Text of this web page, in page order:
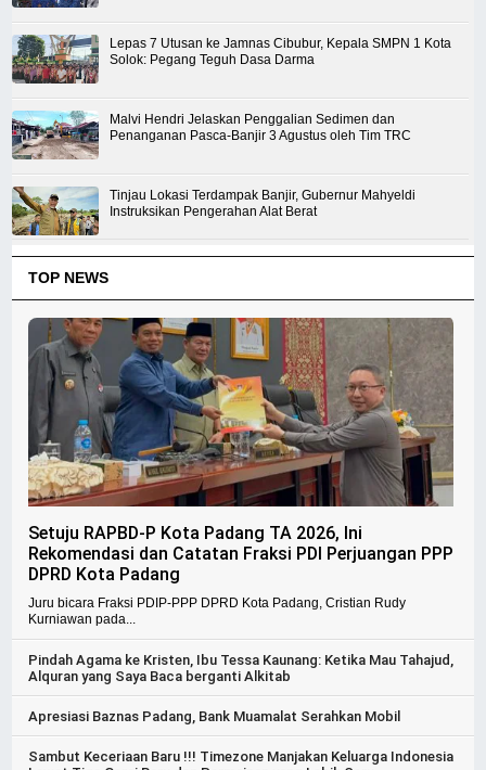
Lepas 7 Utusan ke Jamnas Cibubur, Kepala SMPN 1 Kota
Solok: Pegang Teguh Dasa Darma
Malvi Hendri Jelaskan Penggalian Sedimen dan
Penanganan Pasca-Banjir 3 Agustus oleh Tim TRC
Tinjau Lokasi Terdampak Banjir, Gubernur Mahyeldi
Instruksikan Pengerahan Alat Berat
TOP NEWS
Setuju RAPBD-P Kota Padang TA 2026, Ini
Rekomendasi dan Catatan Fraksi PDI Perjuangan PPP
DPRD Kota Padang
Juru bicara Fraksi PDIP-PPP DPRD Kota Padang, Cristian Rudy
Kurniawan pada...
Pindah Agama ke Kristen, Ibu Tessa Kaunang: Ketika Mau Tahajud,
Alquran yang Saya Baca berganti Alkitab
Apresiasi Baznas Padang, Bank Muamalat Serahkan Mobil
Sambut Keceriaan Baru !!! Timezone Manjakan Keluarga Indonesia